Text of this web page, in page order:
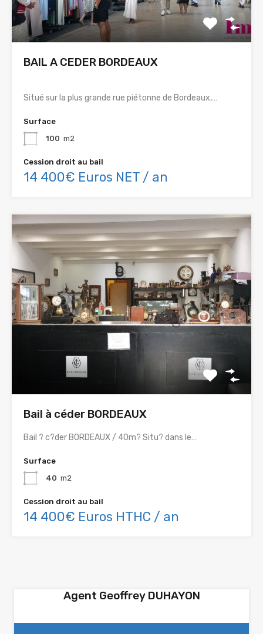
BAIL A CEDER BORDEAUX
Situé sur la plus grande rue piétonne de Bordeaux,…
Surface
100 m2
Cession droit au bail
14 400€ Euros NET / an
Bail à céder BORDEAUX
Bail ? c?der BORDEAUX / 40m? Situ? dans le…
Surface
40 m2
Cession droit au bail
14 400€ Euros HTHC / an
Agent Geoffrey DUHAYON